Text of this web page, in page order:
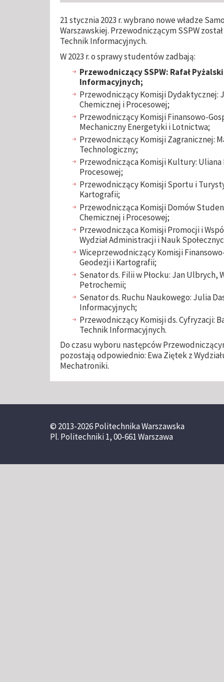
21 stycznia 2023 r. wybrano nowe władze
Warszawskiej. Przewodniczącym SSPW
Technik Informacyjnych.
W 2023 r. o sprawy studentów zadbają:
Przewodniczący SSPW: Rafał
Informacyjnych;
Przewodniczący Komisji Dydaktycznej:
Chemicznej i Procesowej;
Przewodniczący Komisji Finansowo-
Mechaniczny Energetyki i Lotnictwa;
Przewodniczący Komisji Zagranicznej:
Technologiczny;
Przewodnicząca Komisji Kultury: Uliana
Procesowej;
Przewodniczący Komisji Sportu i
Kartografii;
Przewodnicząca Komisji Domów
Chemicznej i Procesowej;
Przewodnicząca Komisji Promocji i
Wydział Administracji i Nauk
Wiceprzewodniczący Komisji
Geodezji i Kartografii;
Senator ds. Filii w Płocku: Jan Ulbrych,
Petrochemii;
Senator ds. Ruchu Naukowego: Julia
Informacyjnych;
Przewodniczący Komisji ds. Cyfryzacji:
Technik Informacyjnych.
Do czasu wyboru następców
pozostają odpowiednio: Ewa Ziętek z
Mechatroniki.
© 2013-2026 Politechnika Warszawska
Pl. Politechniki 1, 00-661 Warszawa